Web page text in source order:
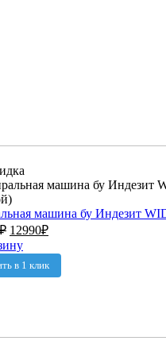
машина бу Индезит
₽ 12990₽
в 1 клик